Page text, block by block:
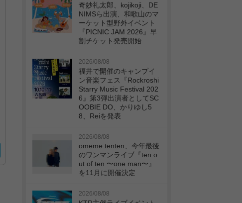
奇妙礼太郎、kojikoji、DE
NIMSら出演、和歌山のマ
ーケット型野外イベント
『PICNIC JAM 2026』早
割チケット発売開始
2026/08/08
福井で開催のキャンプイ
ン音楽フェス『Rockroshi
Starry Music Festival 202
6』第3弾出演者としてSC
OOBIE DO、かりゆし5
8、Reiを発表
2026/08/08
omeme tenten、今年最後
のワンマンライブ『ten o
ut of ten 〜one man〜』
を11月に開催決定
2026/08/08